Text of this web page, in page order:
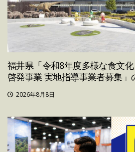
福井県「令和8年度多様な食文
啓発事業 実地指導事業者募集」
2026年8月8日